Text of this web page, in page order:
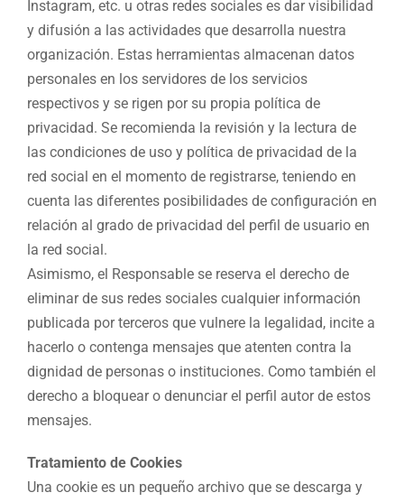
Instagram, etc. u otras redes sociales es dar visibilidad
y difusión a las actividades que desarrolla nuestra
organización. Estas herramientas almacenan datos
personales en los servidores de los servicios
respectivos y se rigen por su propia política de
privacidad. Se recomienda la revisión y la lectura de
las condiciones de uso y política de privacidad de la
red social en el momento de registrarse, teniendo en
cuenta las diferentes posibilidades de configuración en
relación al grado de privacidad del perfil de usuario en
la red social.
Asimismo, el Responsable se reserva el derecho de
eliminar de sus redes sociales cualquier información
publicada por terceros que vulnere la legalidad, incite a
hacerlo o contenga mensajes que atenten contra la
dignidad de personas o instituciones. Como también el
derecho a bloquear o denunciar el perfil autor de estos
mensajes.
Tratamiento de Cookies
Una cookie es un pequeño archivo que se descarga y